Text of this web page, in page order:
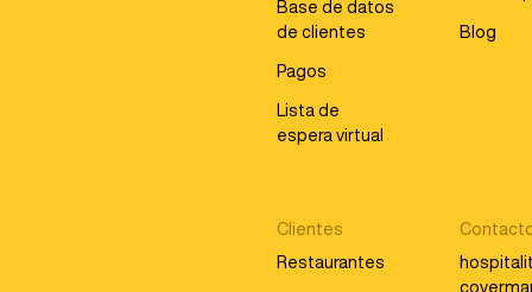
Base de datos
de clientes
Pagos
Lista de
espera virtual
Blog
Clientes
Restaurantes